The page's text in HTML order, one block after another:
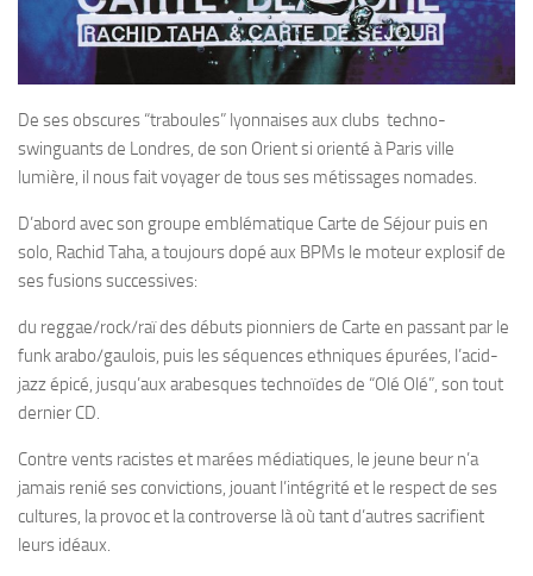
De ses obscures “traboules” lyonnaises aux clubs techno-
swinguants de Londres, de son Orient si orienté à Paris ville
lumière, il nous fait voyager de tous ses métissages nomades.
D’abord avec son groupe emblématique Carte de Séjour puis en
solo, Rachid Taha, a toujours dopé aux BPMs le moteur explosif de
ses fusions successives:
du reggae/rock/raï des débuts pionniers de Carte en passant par le
funk arabo/gaulois, puis les séquences ethniques épurées, l’acid-
jazz épicé, jusqu’aux arabesques technoïdes de “Olé Olé”, son tout
dernier CD.
Contre vents racistes et marées médiatiques, le jeune beur n’a
jamais renié ses convictions, jouant l’intégrité et le respect de ses
cultures, la provoc et la controverse là où tant d’autres sacrifient
leurs idéaux.